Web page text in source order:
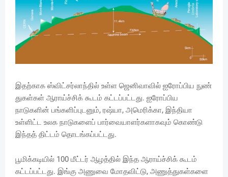
இதற்காக ஸ்விட்சர்லாந்தில் உள்ள ஜெனிவாவில் ஐரோப்பிய நுண்
துகள்கள் ஆராய்ச்சிக் கூடம் கட்டப்பட்டது. ஐரோப்பிய
நாடுகளின் பங்களிப்புடனும், ரஷ்யா, அமெரிக்கா, இந்தியா
உள்ளிட்ட உலக நாடுகளைப் பார்வையாளர்களாகவும் கொண்டு
இந்தத் திட்டம் தொடங்கப்பட்டது.
பூமிக்கடியில் 100 மீட்டர் ஆழத்தில் இந்த ஆராய்ச்சிக் கூடம்
கட்டப்பட்டது. இங்கு அணுவை மோதவிட்டு, அணுத்துகள்களை